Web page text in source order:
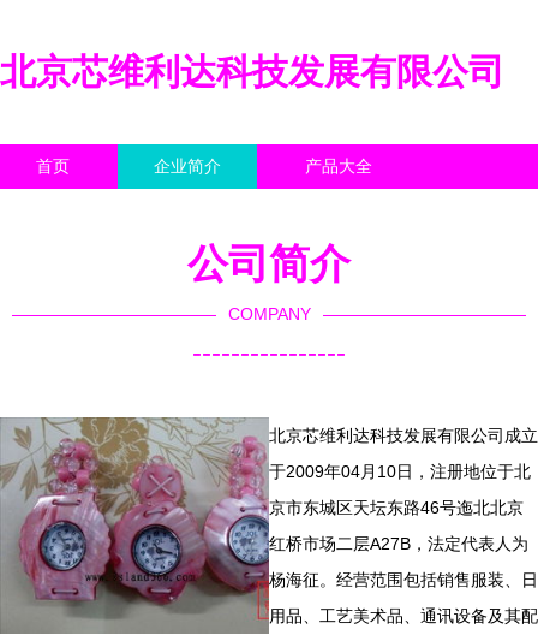
北京芯维利达科技发展有限公司
首页 企业简介 产品大全
公司简介
COMPANY
----------------
北京芯维利达科技发展有限公司成立
于2009年04月10日，注册地位于北
京市东城区天坛东路46号迤北北京
红桥市场二层A27B，法定代表人为
杨海征。经营范围包括销售服装、日
用品、工艺美术品、通讯设备及其配